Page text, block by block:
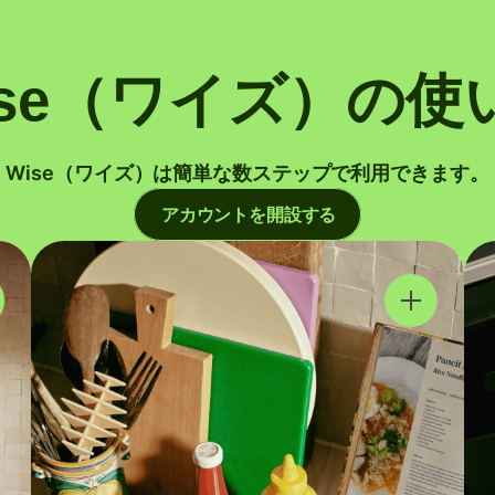
（ワイズ）の使
Wise（ワイズ）は簡単な数ステップで利用できます。
アカウントを開設する